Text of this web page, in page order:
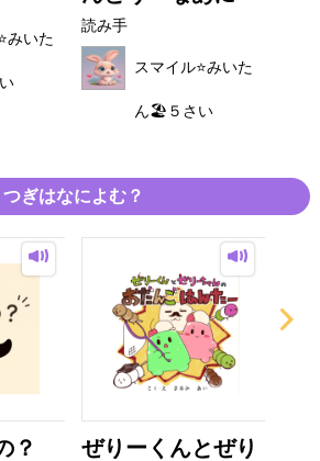
みいた
読み手
スマイル⭐️みいた
ん🏖５さい
つぎはなによむ？
？
ぜりーくんとぜり